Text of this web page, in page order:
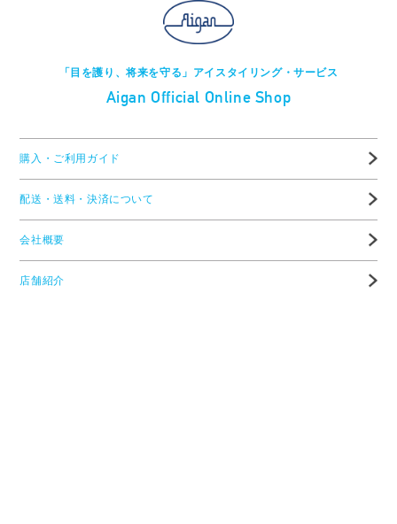
「目を護り、将来を守る」アイスタイリング・サービス
Aigan Official Online Shop
購入・ご利用ガイド
配送・送料・決済について
会社概要
店舗紹介